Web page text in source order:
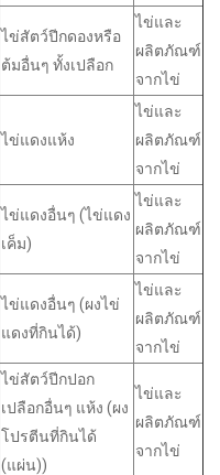
ไข่สัตว์ปีกดองหรือ
ต้มอื่นๆ ทั้งเปลือก
ไข่และ
ผลิตภัณฑ์
จากไข่
ไข่แดงแห้ง
ไข่และ
ผลิตภัณฑ์
จากไข่
ไข่แดงอื่นๆ (ไข่แดง
เค็ม)
ไข่และ
ผลิตภัณฑ์
จากไข่
ไข่แดงอื่นๆ (ผงไข่
แดงที่กินได้)
ไข่และ
ผลิตภัณฑ์
จากไข่
ไข่สัตว์ปีกปอก
เปลือกอื่นๆ แห้ง (ผง
โปรตีนที่กินได้
(แผ่น))
ไข่และ
ผลิตภัณฑ์
จากไข่